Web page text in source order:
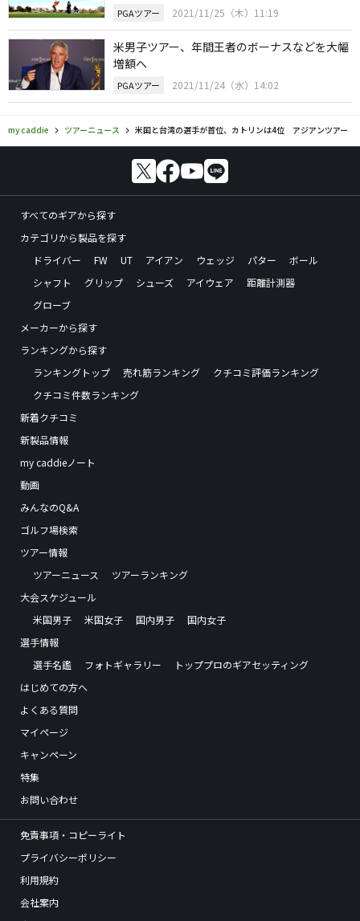
PGAツアー 2021/11/25（木）11:19
米男子ツアー、年間王者のボーナスなどを大幅
増額へ
PGAツアー 2021/11/24（水）14:02
my caddie ツアーニュース 米国と台湾の選手が首位、カトリンは4位 アジアンツアー
すべてのギアから探す
カテゴリから製品を探す
ドライバー
FW UT アイアン ウェッジ パター
ボール
シャフト
グリップ シューズ アイウェア
距離計測器
グローブ
メーカーから探す
ランキングから探す
ランキングトップ
売れ筋ランキング
クチコミ評価ランキング
クチコミ件数ランキング
新着クチコミ
新製品情報
my caddieノート
動画
みんなのQ&A
ゴルフ場検索
ツアー情報
ツアーニュース
ツアーランキング
大会スケジュール
米国男子
米国女子 国内男子
国内女子
選手情報
選手名鑑
フォトギャラリー
トッププロのギアセッティング
はじめての方へ
よくある質問
マイページ
キャンペーン
特集
お問い合わせ
免責事項・コピーライト
プライバシーポリシー
利用規約
会社案内